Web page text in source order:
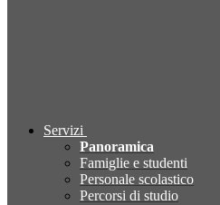
Servizi
Panoramica
Famiglie e studenti
Personale scolastico
Percorsi di studio